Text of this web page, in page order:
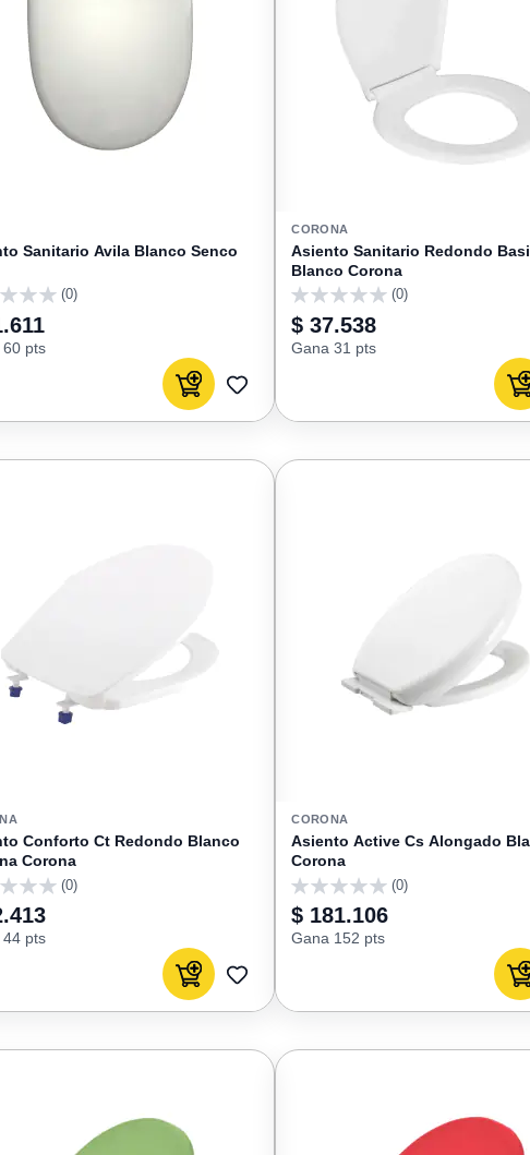
Sanitario Avila Blanco Senco
(0)
pts
Agregar al carrito
AGREGAR
FAVORITOS
CORONA
Asiento Sanitario Redondo
Blanco Corona
0
(0)
$ 37.538
Gana 31 pts
Conforto Ct Redondo Blanco
Corona
(0)
pts
Agregar al carrito
AGREGAR
FAVORITOS
CORONA
Asiento Active Cs Alongado
Corona
0
(0)
$ 181.106
Gana 152 pts